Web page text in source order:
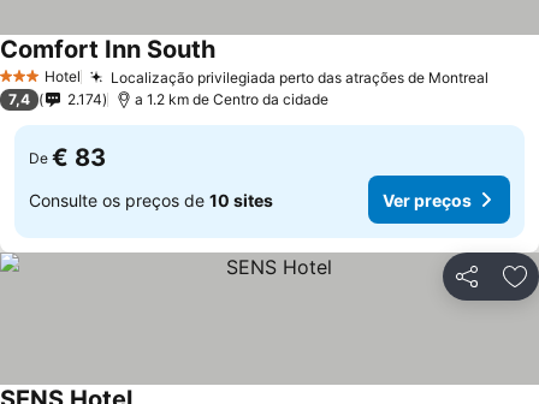
3 EstrelasHotel Localização privilegiada perto das atrações de Montreal
Comfort Inn South
7,4 2.174 a 1.2 km de Centro da cidade
De € 83
Consulte os preços de 10 sites Ver preços
Partilhar